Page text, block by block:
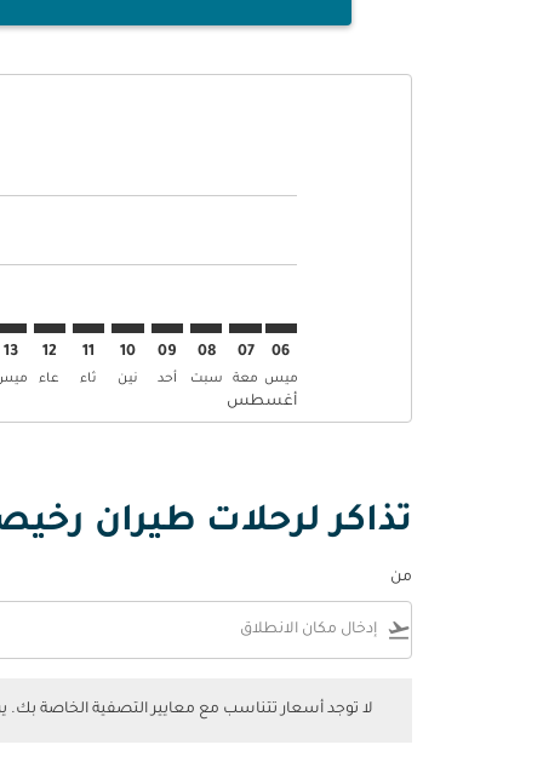
06
ميس
أغسطس
07
معة
08
سبت
09
أحد
10
نين
11
ثاء
12
عاء
13
تذاكر لرحلات طيران
من
flight_takeoff
لا توجد أسعار تتناسب مع معايير التصفية الخاصة